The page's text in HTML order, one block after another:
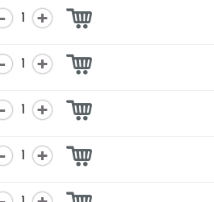
1
1
1
1